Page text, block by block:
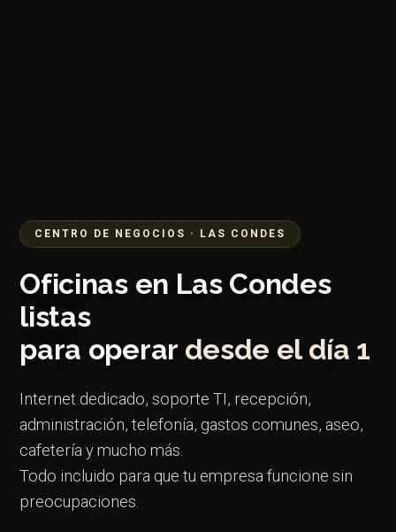
CENTRO DE NEGOCIOS · LAS CONDES
Oficinas en Las Condes
listas
para operar desde el día 1
Internet dedicado, soporte TI, recepción,
administración, telefonía, gastos comunes, aseo,
cafetería y mucho más.
Todo incluido para que tu empresa funcione sin
preocupaciones.